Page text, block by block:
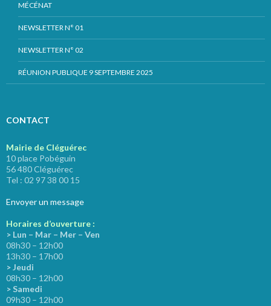
MÉCÉNAT
NEWSLETTER N° 01
NEWSLETTER N° 02
RÉUNION PUBLIQUE 9 SEPTEMBRE 2025
CONTACT
Mairie de Cléguérec
10 place Pobéguin
56 480 Cléguérec
Tel : 02 97 38 00 15
Envoyer un message
Horaires d’ouverture :
> Lun – Mar – Mer – Ven
08h30 – 12h00
13h30 – 17h00
> Jeudi
08h30 – 12h00
> Samedi
09h30 – 12h00